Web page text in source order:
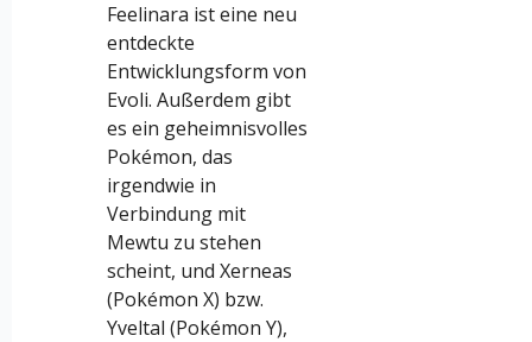
Feelinara ist eine neu
entdeckte
Entwicklungsform von
Evoli. Außerdem gibt
es ein geheimnisvolles
Pokémon, das
irgendwie in
Verbindung mit
Mewtu zu stehen
scheint, und Xerneas
(Pokémon X) bzw.
Yveltal (Pokémon Y),